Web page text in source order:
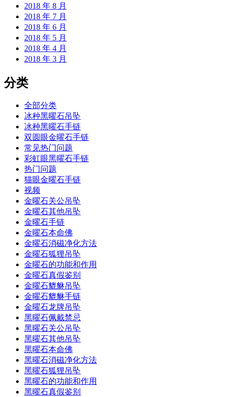
2018 年 8 月
2018 年 7 月
2018 年 6 月
2018 年 5 月
2018 年 4 月
2018 年 3 月
分类
全部分类
冰种黑曜石吊坠
冰种黑曜石手链
双圆眼金曜石手链
常见热门问题
彩虹眼黑曜石手链
热门问题
猫眼金曜石手链
视频
金曜石关公吊坠
金曜石其他吊坠
金曜石手链
金曜石本命佛
金曜石消磁净化方法
金曜石狐狸吊坠
金曜石的功能和作用
金曜石真假鉴别
金曜石貔貅吊坠
金曜石貔貅手链
金曜石龙牌吊坠
黑曜石佩戴禁忌
黑曜石关公吊坠
黑曜石其他吊坠
黑曜石本命佛
黑曜石消磁净化方法
黑曜石狐狸吊坠
黑曜石的功能和作用
黑曜石真假鉴别